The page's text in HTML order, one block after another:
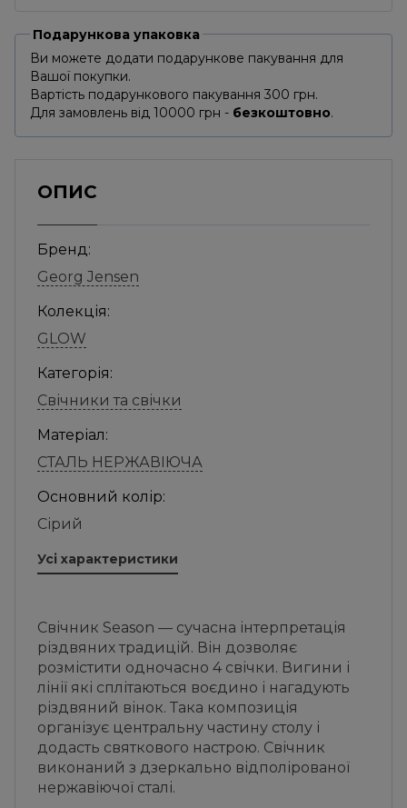
Подарункова упаковка
Ви можете додати подарункове пакування для
Вашої покупки.
Вартість подарункового пакування 300 грн.
Для замовлень від 10000 грн - безкоштовно.
ОПИС
Бренд:
Georg Jensen
Колекція:
GLOW
Категорія:
Свічники та свічки
Матеріал:
СТАЛЬ НЕРЖАВІЮЧА
Основний колір:
Сірий
Усі характеристики
Свічник Season — сучасна інтерпретація
різдвяних традицій. Він дозволяє
розмістити одночасно 4 свічки. Вигини і
лінії які сплітаються воєдино і нагадують
різдвяний вінок. Така композиція
організує центральну частину столу і
додасть святкового настрою. Свічник
виконаний з дзеркально відполірованої
нержавіючої сталі.